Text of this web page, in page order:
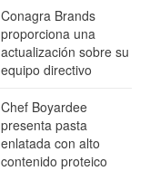
Conagra Brands
proporciona una
actualización sobre su
equipo directivo
Chef Boyardee
presenta pasta
enlatada con alto
contenido proteico